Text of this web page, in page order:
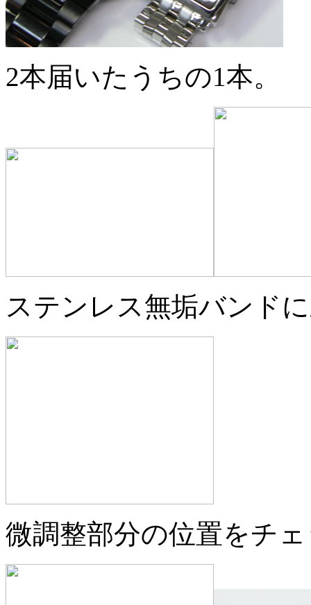
2本届いたうちの1本。
ステンレス無垢バンド
微調整部分の位置をチ